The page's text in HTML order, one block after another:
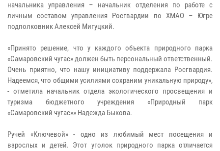
начальника управления – начальник отделения по работе с
личным составом управления Росгвардии по ХМАО – Югре
подполковник Алексей Мигуцкий.
«Принято решение, что у каждого объекта природного парка
«Самаровский чугас» должен быть персональный ответственный.
Очень приятно, что нашу инициативу поддержала Росгвардия.
Надеемся, что общими усилиями сохраним уникальную природу»,
- отметила начальник отдела экологического просвещения и
туризма бюджетного учреждения «Природный парк
«Самаровский чугас»» Надежда Быкова.
Ручей «Ключевой» - одно из любимый мест посещения и
взрослых и детей. Этот уголок природного парка отличается